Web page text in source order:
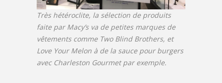
Très hétéroclite, la sélection de produits
faite par Macy’s va de petites marques de
vêtements comme Two Blind Brothers, et
Love Your Melon à de la sauce pour burgers
avec Charleston Gourmet par exemple.